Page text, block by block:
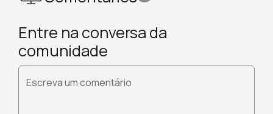
Entre na conversa da
comunidade
Escreva um comentário